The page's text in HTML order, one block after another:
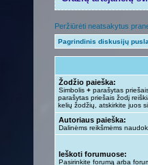
Peržiūrėti neatsakytus
Pagrindinis diskusijų
Žodžio paieška:
Simbolis + parašytas
parašytas priešais žodį
kelių žodžių, atskirkite juos
Autoriaus paieška:
Dalinėms reikšmėms
Ieškoti forumuose:
Pasirinkite forumą arba